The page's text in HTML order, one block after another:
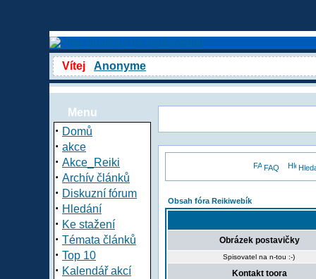
Vítej Anonyme
Menu
· Domů
· akce
· Akce_Reiki
· Archív článků
· Diskuzní fórum
· Hledání
· Ke stažení
· Témata článků
· Top 10
· Kalendář akcí
FAQ
Obsah fóra Reikiwebík
Obrázek postavičky
Spisovatel na n-tou :-)
Kontakt toora